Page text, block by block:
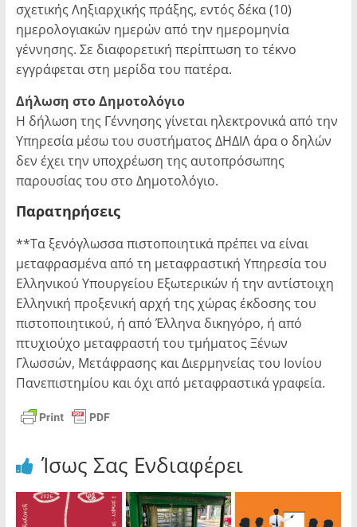
σχετικής Ληξιαρχικής πράξης, εντός δέκα (10)
ημερολογιακών ημερών από την ημερομηνία
γέννησης. Σε διαφορετική περίπτωση το τέκνο
εγγράφεται στη μερίδα του πατέρα.
Δήλωση στο Δημοτολόγιο
Η δήλωση της Γέννησης γίνεται ηλεκτρονικά από την
Υπηρεσία μέσω του συστήματος ΔΗΔΙΛ άρα ο δηλών
δεν έχει την υποχρέωση της αυτοπρόσωπης
παρουσίας του στο Δημοτολόγιο.
Παρατηρήσεις
**Τα ξενόγλωσσα πιστοποιητικά πρέπει να είναι
μεταφρασμένα από τη μεταφραστική Υπηρεσία του
Ελληνικού Υπουργείου Εξωτερικών ή την αντίστοιχη
Ελληνική προξενική αρχή της χώρας έκδοσης του
πιστοποιητικού, ή από Έλληνα δικηγόρο, ή από
πτυχιούχο μεταφραστή του τμήματος Ξένων
Γλωσσών, Μετάφρασης και Διερμηνείας του Ιονίου
Πανεπιστημίου και όχι από μεταφραστικά γραφεία.
Ίσως Σας Ενδιαφέρει